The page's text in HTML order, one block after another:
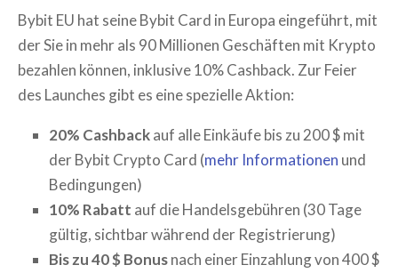
Bybit EU hat seine Bybit Card in Europa eingeführt, mit
der Sie in mehr als 90 Millionen Geschäften mit Krypto
bezahlen können, inklusive 10% Cashback. Zur Feier
des Launches gibt es eine spezielle Aktion:
20% Cashbackauf alle Einkäufe bis zu 200 $ mit
der Bybit Crypto Card (mehr Informationen und
Bedingungen)
10% Rabatt auf die Handelsgebühren (30 Tage
gültig, sichtbar während der Registrierung)
Bis zu 40 $ Bonusnach einer Einzahlung von 400 $